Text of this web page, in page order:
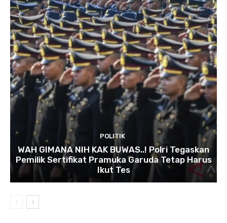
POLITIK
WAH GIMANA NIH KAK BUWAS..! Polri Tegaskan
Pemilik Sertifikat Pramuka Garuda Tetap Harus
Ikut Tes